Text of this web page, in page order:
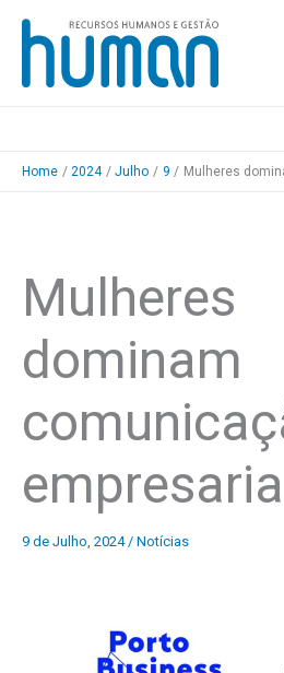
Skip
content
Home 2024 Julho 9 Mulheres
Mulheres
dominam
9 de Julho, 2024 / Notícias